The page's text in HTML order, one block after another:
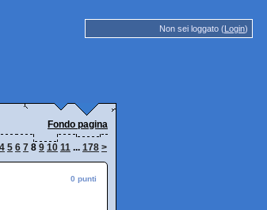
Non sei loggato (Login)
Fondo pagina
4 5 6 7 8 9 10 11 ... 178 >
0 punti